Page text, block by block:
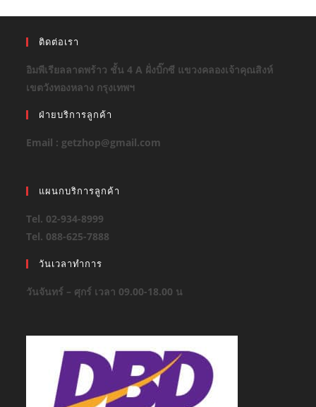
ติดต่อเรา
อิมพีเรียลลาดพร้าว ชั้น 4 A ฝั่งบิ๊กซี แขวงคลองเจ้าคุณสิงห์
เขตวังทองหลาง กรุงเทพฯ
ฝ่ายบริการลูกค้า
Email : getzhop@gmail.com
แผนกบริการลูกค้า
Tel. 02-934-8999
Tel. 088-625-7888
วันเวลาทำการ
วันจันทร์ – ศุกร์ เวลา 09.00-18.00 น